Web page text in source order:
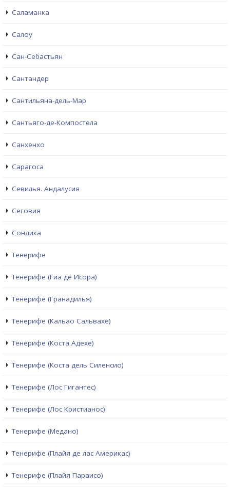
Саламанка
Салоу
Сан-Себастьян
Сантандер
Сантильяна-дель-Мар
Сантьяго-де-Компостела
Санхенхо
Сарагоса
Севилья. Андалусия
Сеговия
Сондика
Тенерифе
Тенерифе (Гиа де Исора)
Тенерифе (Гранадилья)
Тенерифе (Кальао Сальвахе)
Тенерифе (Коста Адехе)
Тенерифе (Коста дель Силенсио)
Тенерифе (Лос Гигантес)
Тенерифе (Лос Кристианос)
Тенерифе (Медано)
Тенерифе (Плайя де лас Америкас)
Тенерифе (Плайя Параисо)